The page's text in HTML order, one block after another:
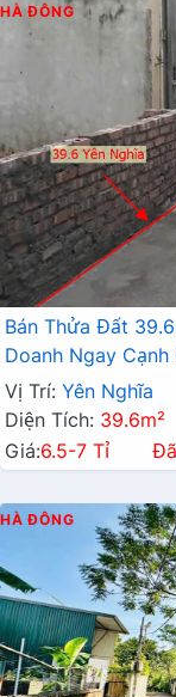
HÀ ĐÔNG
Bán Thửa Đất
Doanh Ngay
Vị Trí: Yên Nghĩa
Diện Tích: 39.6m²
Giá:6.5-7 Tỉ
HÀ ĐÔNG